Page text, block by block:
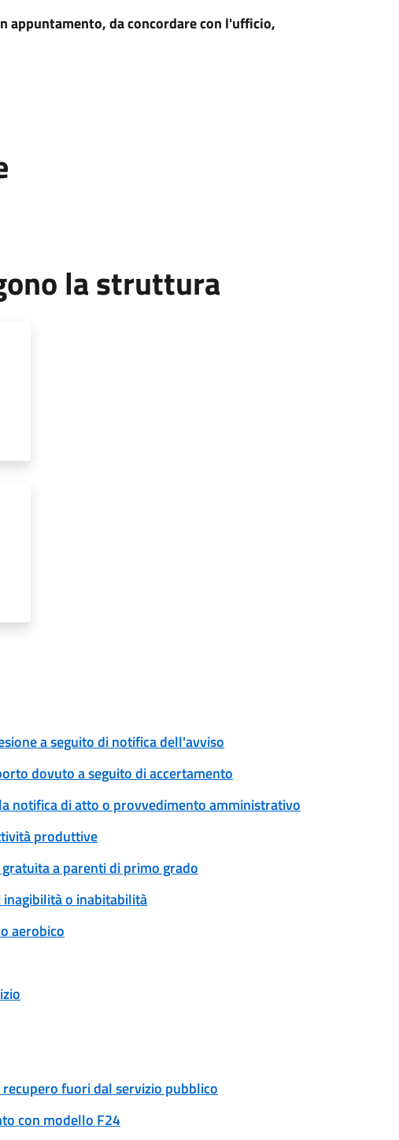
appuntamento, da concordare con l'ufficio,
la struttura
a seguito di notifica dell'avviso
dovuto a seguito di accertamento
notifica di atto o provvedimento amministrativo
produttive
a parenti di primo grado
o inabitabilità
aerobico
fuori dal servizio pubblico
con modello F24